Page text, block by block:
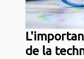
de la